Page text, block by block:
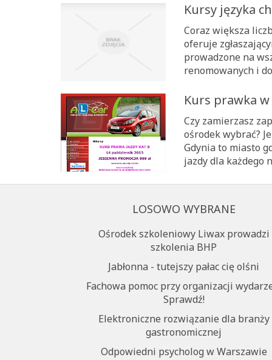
Kursy języka
Coraz większa
oferuje
prowadzone na
renomowanych i
Kurs prawka
Czy zamierzasz
ośrodek wybrać?
Gdynia to miasto
jazdy dla każdego
LOSOWO WYBRANE
Ośrodek szkoleniowy Liwax prowadzi
szkolenia BHP
Jabłonna - tutejszy pałac cię olśni
Fachowa pomoc przy organizacji
Sprawdź!
Elektroniczne rozwiązanie dla branży
gastronomicznej
Odpowiedni psycholog w Warszawie